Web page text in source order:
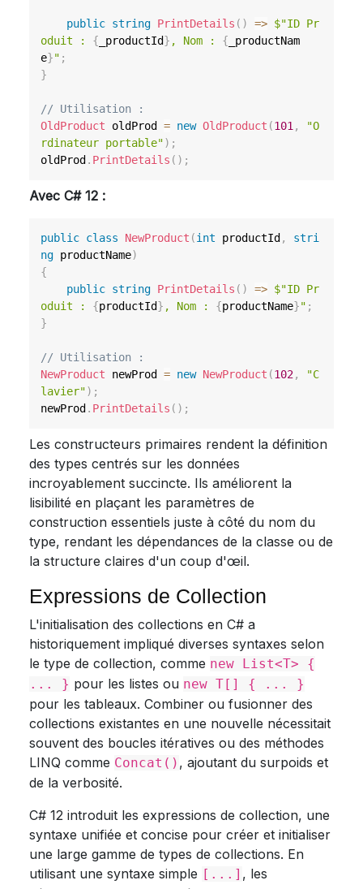
public string PrintDetails ( ) => $"ID Pr
oduit : { _productId} , Nom : { _productNam
e}" ;
}
// Utilisation :
OldProduct oldProd = new OldProduct (101 ,
"O
rdinateur portable") ;
oldProd . PrintDetails ( ) ;
Avec C# 12 :
public class NewProduct (int productId ,
stri
ng productName)
{
public string PrintDetails ( ) => $"ID Pr
oduit : {productId} , Nom : {productName}" ;
}
// Utilisation :
NewProduct newProd = new NewProduct (102,
"C
lavier") ;
newProd . PrintDetails ( ) ;
Les constructeurs primaires rendent la définition
des types centrés sur les données
incroyablement succincte. Ils améliorent la
lisibilité en plaçant les paramètres de
construction essentiels juste à côté du nom du
type, rendant les dépendances de la classe ou de
la structure claires d'un coup d'œil.
Expressions de Collection
L'initialisation des collections en C# a
historiquement impliqué diverses syntaxes selon
le type de collection, comme new List<T> {
... } pour les listes ou new T[] { ... }
pour les tableaux. Combiner ou fusionner des
collections existantes en une nouvelle nécessitait
souvent des boucles itératives ou des méthodes
LINQ comme Concat() , ajoutant du surpoids et
de la verbosité.
C# 12 introduit les expressions de collection, une
syntaxe unifiée et concise pour créer et initialiser
une large gamme de types de collections. En
utilisant une syntaxe simple [...] , les